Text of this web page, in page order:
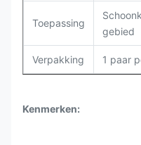
Toepassing
gebied
Verpakking 1 paar
Kenmerken: